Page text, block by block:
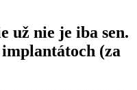
už nie je iba sen.
(za